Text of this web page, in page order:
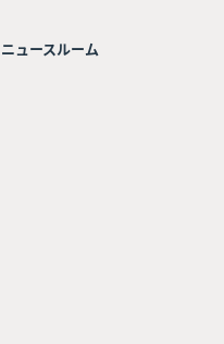
ニュースルーム